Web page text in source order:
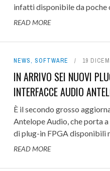
infatti disponibile da poche
READ MORE
NEWS, SOFTWARE 19
IN ARRIVO SEI NUOVI
INTERFACCE AUDIO
È il secondo grosso
Antelope Audio, che porta
di plug-in FPGA disponibili
READ MORE